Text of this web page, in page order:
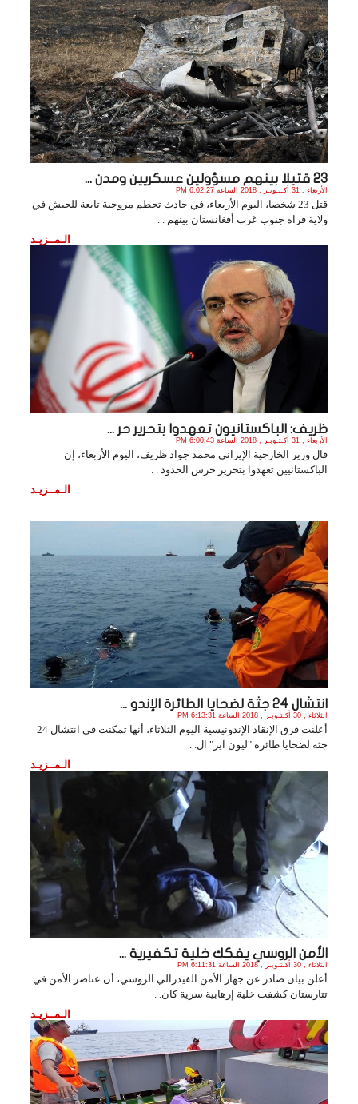
23 قتيلا بينهم مسؤولين عسكريين ومدن ...
الأربعاء , 31 أكـتـوبـر , 2018 الساعة 6:02:27 PM
قتل 23 شخصا، اليوم الأربعاء، في حادث تحطم مروحية تابعة للجيش في
ولاية فراه جنوب غرب أفغانستان بينهم . .
الـمــزيـد
ظريف: الباكستانيون تعهدوا بتحرير حر ...
الأربعاء , 31 أكـتـوبـر , 2018 الساعة 6:00:43 PM
قال وزير الخارجية الإيراني محمد جواد ظريف، اليوم الأربعاء، إن
الباكستانيين تعهدوا بتحرير حرس الحدود . .
الـمــزيـد
انتشال 24 جثة لضحايا الطائرة الإندو ...
الثلاثاء , 30 أكـتـوبـر , 2018 الساعة 6:13:31 PM
أعلنت فرق الإنقاذ الإندونيسية اليوم الثلاثاء، أنها تمكنت في انتشال 24
جثة لضحايا طائرة "ليون آير" ال. .
الـمــزيـد
الأمن الروسي يفكك خلية تكفيرية ...
الثلاثاء , 30 أكـتـوبـر , 2018 الساعة 6:11:31 PM
أعلن بيان صادر عن جهاز الأمن الفيدرالي الروسي، أن عناصر الأمن في
تتارستان كشفت خلية إرهابية سرية كان. .
الـمــزيـد